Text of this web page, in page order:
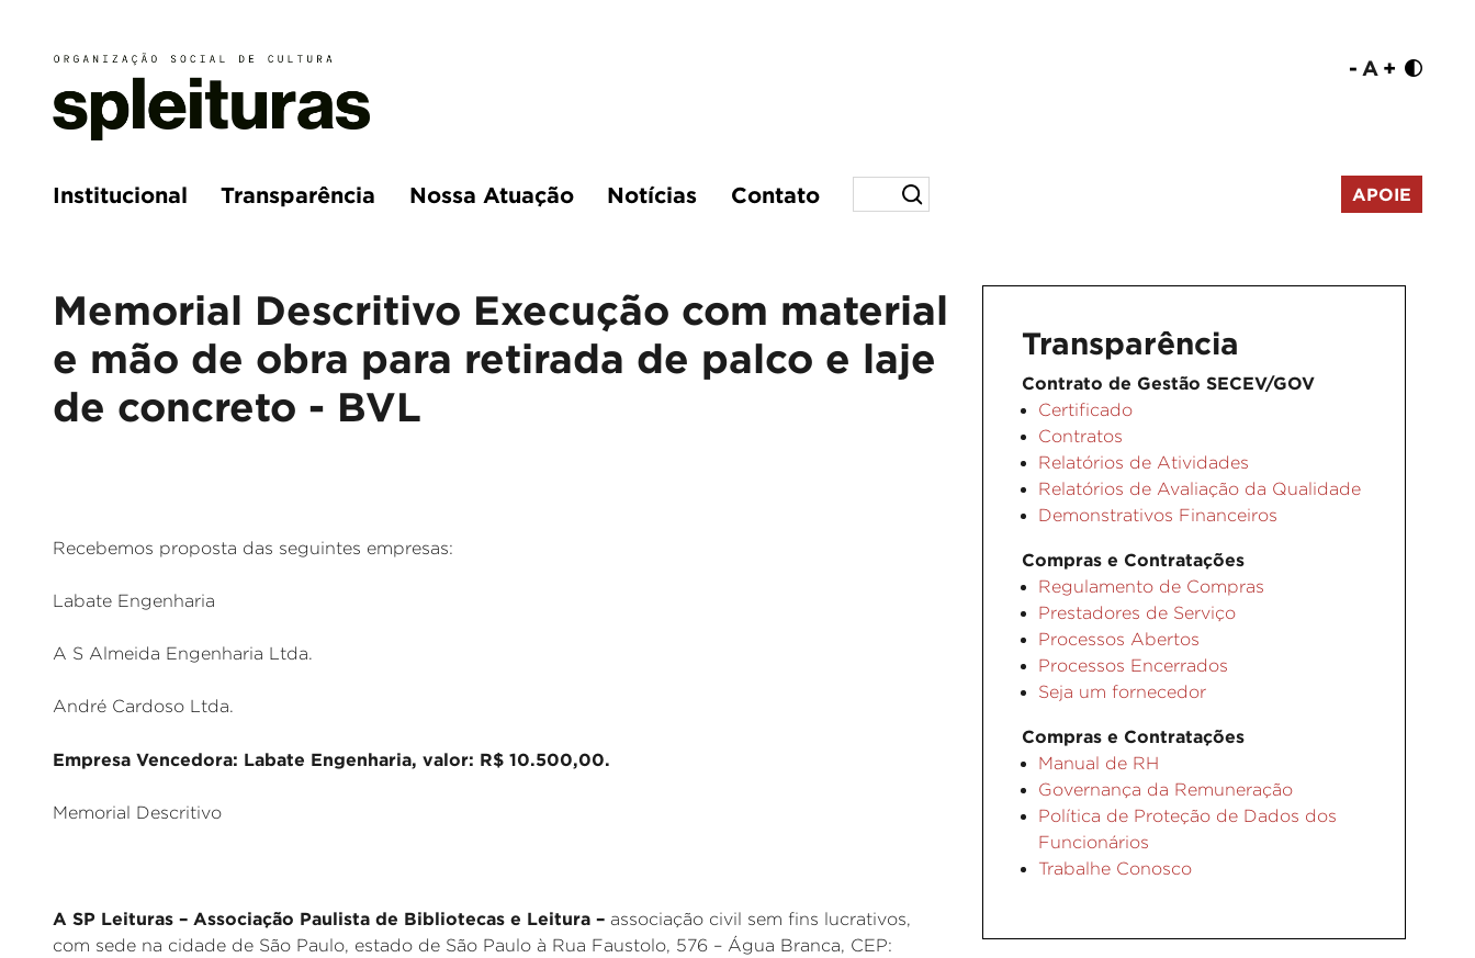
- A +
Institucional Transparência Nossa Atuação Notícias Contato APOIE
Memorial Descritivo Execução com material
e mão de obra para retirada de palco e laje
de concreto - BVL
Recebemos proposta das seguintes empresas:
Labate Engenharia
A S Almeida Engenharia Ltda.
André Cardoso Ltda.
Empresa Vencedora: Labate Engenharia, valor: R$ 10.500,00.
Memorial Descritivo
A SP Leituras – Associação Paulista de Bibliotecas e Leitura – associação civil sem fins lucrativos,
com sede na cidade de São Paulo, estado de São Paulo à Rua Faustolo, 576 – Água Branca, CEP:
Transparência
Contrato de Gestão SECEV/GOV
Certificado
Contratos
Relatórios de Atividades
Relatórios de Avaliação da Qualidade
Demonstrativos Financeiros
Compras e Contratações
Regulamento de Compras
Prestadores de Serviço
Processos Abertos
Processos Encerrados
Seja um fornecedor
Compras e Contratações
Manual de RH
Governança da Remuneração
Política de Proteção de Dados dos
Funcionários
Trabalhe Conosco